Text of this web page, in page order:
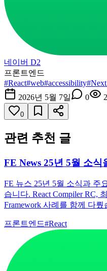
네이버 D2
프론트엔드
#React#web#accessibility#
2026년 5월 7일
0
0
관련 추천 글
FE News 25년 5월 소
FE 뉴스 25년 5월 소식과 주
습니다. React Compiler RC,
Framework 사례를 함께 다뤘
프론트엔드#React